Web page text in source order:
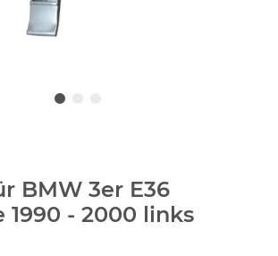
BMW 3er E36
1990 - 2000 links